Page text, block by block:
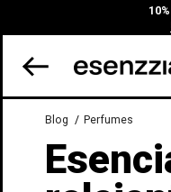
Blog Perfumes